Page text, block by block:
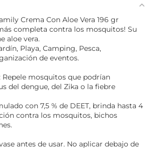
Crema Con Aloe Vera 196 gr
completa contra los mosquitos! Su
aloe vera.
Playa, Camping, Pesca,
de eventos.
Repele mosquitos que podrían
del dengue, del Zika o la fiebre
con 7,5 % de DEET, brinda hasta 4
contra los mosquitos, bichos
antes de usar. No aplicar debajo de